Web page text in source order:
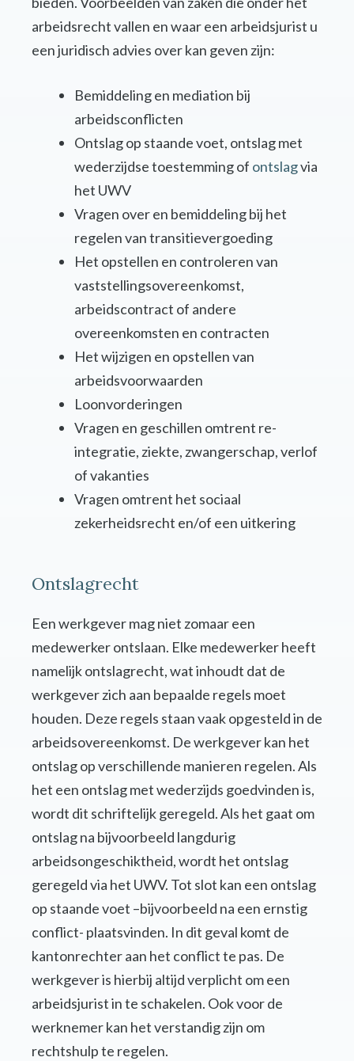
arbeidsrecht vallen en waar een arbeidsjurist u
een juridisch advies over kan geven zijn:
Bemiddeling en mediation bij
arbeidsconflicten
Ontslag op staande voet, ontslag met
wederzijdse toestemming of ontslagvia
het UWV
Vragen over en bemiddeling bij het
regelen van transitievergoeding
Het opstellen en controleren van
vaststellingsovereenkomst,
arbeidscontract of andere
overeenkomsten en contracten
Het wijzigen en opstellen van
arbeidsvoorwaarden
Loonvorderingen
Vragen en geschillen omtrent re-
integratie, ziekte, zwangerschap, verlof
of vakanties
Vragen omtrent het sociaal
zekerheidsrecht en/of een uitkering
Ontslagrecht
Een werkgever mag niet zomaar een
medewerker ontslaan. Elke medewerker heeft
namelijk ontslagrecht, wat inhoudt dat de
werkgever zich aan bepaalde regels moet
houden. Deze regels staan vaak opgesteld in de
arbeidsovereenkomst. De werkgever kan het
ontslag op verschillende manieren regelen. Als
het een ontslag met wederzijds goedvinden is,
wordt dit schriftelijk geregeld. Als het gaat om
ontslag na bijvoorbeeld langdurig
arbeidsongeschiktheid, wordt het ontslag
geregeld via het UWV. Tot slot kan een ontslag
op staande voet –bijvoorbeeld na een ernstig
conflict- plaatsvinden. In dit geval komt de
kantonrechter aan het conflict te pas. De
werkgever is hierbij altijd verplicht om een
arbeidsjurist in te schakelen. Ook voor de
werknemer kan het verstandig zijn om
rechtshulp te regelen.